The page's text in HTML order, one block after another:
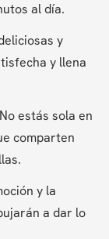
al día.
y
y llena
estás sola en
comparten
y la
a dar lo